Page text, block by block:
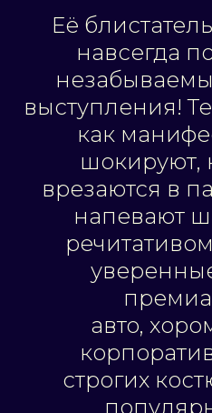
Её
навсегда
выступления!
как
шокируют,
врезаются в
напевают
авто,
строгих